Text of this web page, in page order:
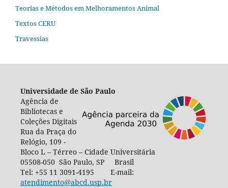
Teorias e Métodos em Melhoramentos Animal
Textos CERU
Travessias
Universidade de São Paulo
Agência de
Bibliotecas e
Coleções Digitais
Rua da Praça do
Relógio, 109 -
Bloco L – Térreo – Cidade Universitária
05508-050 São Paulo, SP Brasil
Tel: +55 11 3091-4195 E-mail:
atendimento@abcd.usp.br